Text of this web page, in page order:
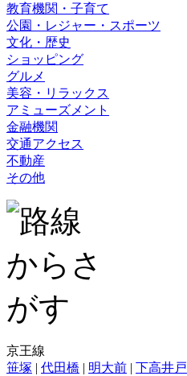
教育機関・子育て
公園・レジャー・スポーツ
文化・歴史
ショッピング
グルメ
美容・リラックス
アミューズメント
金融機関
交通アクセス
不動産
その他
京王線
笹塚 | 代田橋 | 明大前 | 下高井戸